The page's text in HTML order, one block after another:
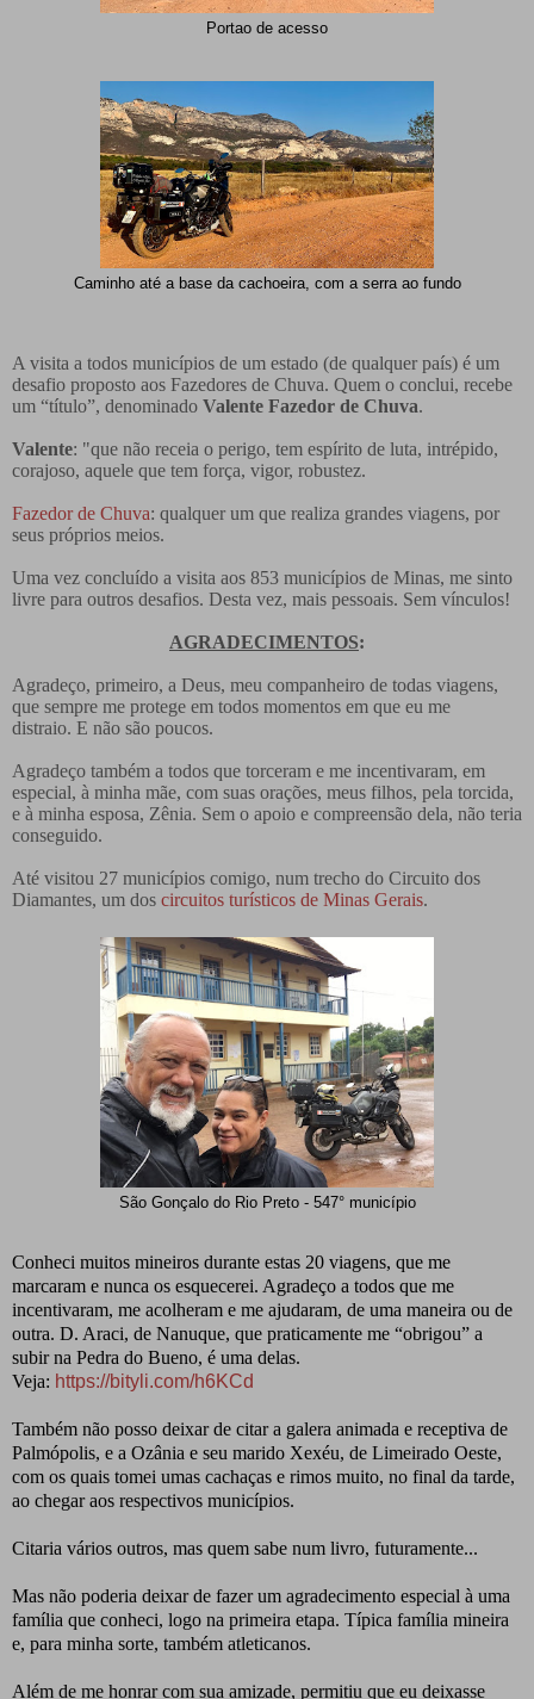
Portao de acesso
Caminho até a base da cachoeira, com a serra ao fundo
A visita a todos municípios de um estado (de qualquer país) é um
desafio proposto aos Fazedores de Chuva. Quem o conclui, recebe
um “título”, denominado Valente Fazedor de Chuva.
Valente: "que não receia o perigo, tem espírito de luta, intrépido,
corajoso, aquele que tem força, vigor, robustez.
Fazedor de Chuva: qualquer um que realiza grandes viagens, por
seus próprios meios.
Uma vez concluído a visita aos 853 municípios de Minas, me sinto
livre para outros desafios. Desta vez, mais pessoais. Sem vínculos!
AGRADECIMENTOS:
Agradeço, primeiro, a Deus, meu companheiro de todas viagens,
que sempre me protege em todos momentos em que eu me
distraio. E não são poucos.
Agradeço também a todos que torceram e me incentivaram, em
especial, à minha mãe, com suas orações, meus filhos, pela torcida,
e à minha esposa, Zênia. Sem o apoio e compreensão dela, não teria
conseguido.
Até visitou 27 municípios comigo, num trecho do Circuito dos
Diamantes, um dos circuitos turísticos de Minas Gerais.
São Gonçalo do Rio Preto - 547° município
Conheci muitos mineiros durante estas 20 viagens, que me
marcaram e nunca os esquecerei. Agradeço a todos que me
incentivaram, me acolheram e me ajudaram, de uma maneira ou de
outra. D. Araci, de Nanuque, que praticamente me “obrigou” a
subir na Pedra do Bueno, é uma delas.
Veja: https://bityli.com/h6KCd
Também não posso deixar de citar a galera animada e receptiva de
Palmópolis, e a Ozânia e seu marido Xexéu, de Limeirado Oeste,
com os quais tomei umas cachaças e rimos muito, no final da tarde,
ao chegar aos respectivos municípios.
Citaria vários outros, mas quem sabe num livro, futuramente...
Mas não poderia deixar de fazer um agradecimento especial à uma
família que conheci, logo na primeira etapa. Típica família mineira
e, para minha sorte, também atleticanos.
Além de me honrar com sua amizade, permitiu que eu deixasse